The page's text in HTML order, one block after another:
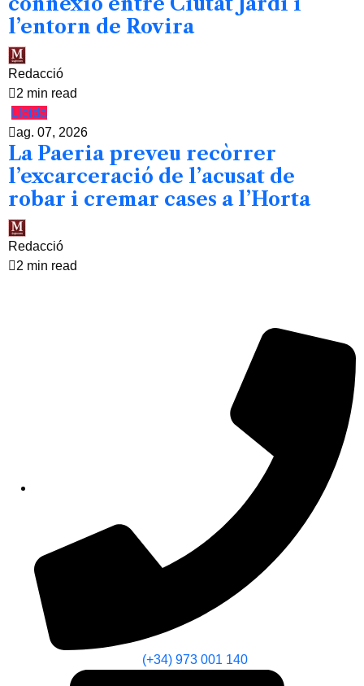
l’entorn de Rovira
Redacció
2 min read
Lleida
ag. 07, 2026
La Paeria preveu recòrrer
l’excarceració de l’acusat de
robar i cremar cases a l’Horta
Redacció
2 min read
(+34) 973 001 140